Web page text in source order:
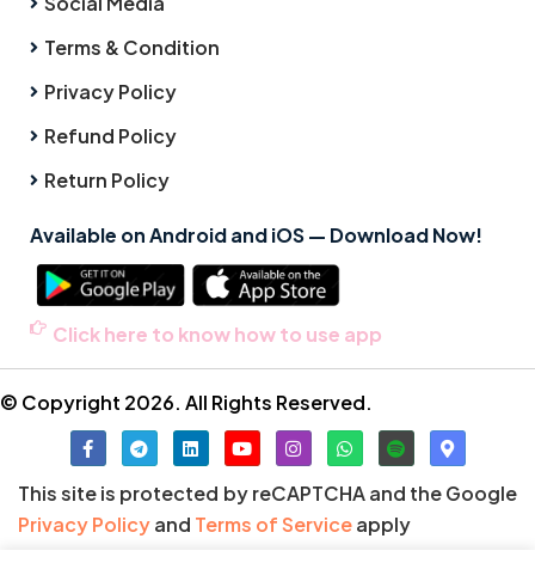
Terms & Condition
Privacy Policy
Refund Policy
Return Policy
Available on Android and iOS — Download Now!
Click here to know how to use app
© Copyright 2026. All Rights Reserved.
This site is protected by reCAPTCHA and the Google
Privacy Policyand Terms of Serviceapply